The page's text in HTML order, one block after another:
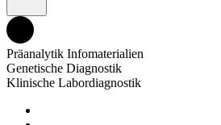
Präanalytik Infomaterialien
Genetische Diagnostik
Klinische Labordiagnostik